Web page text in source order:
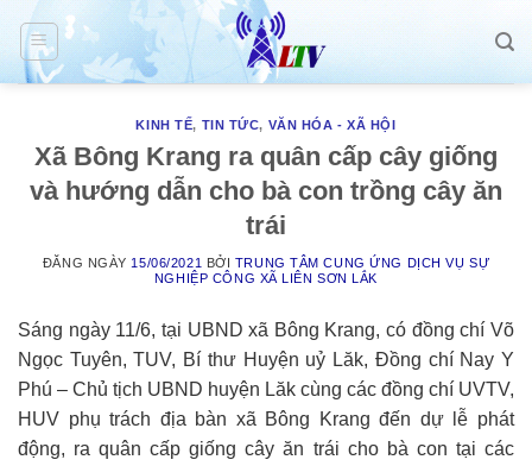
Skip
content
KINH TẾ, TIN TỨC, VĂN HÓA - XÃ HỘI
Xã Bông Krang ra quân cấp cây giống
và hướng dẫn cho bà con trồng cây ăn
trái
ĐĂNG NGÀY 15/06/2021 BỞI TRUNG TÂM CUNG ỨNG DỊCH VỤ SỰ
NGHIỆP CÔNG XÃ LIÊN SƠN LẮK
Sáng ngày 11/6, tại UBND xã Bông Krang, có đồng chí Võ
Ngọc Tuyên, TUV, Bí thư Huyện uỷ Lăk, Đồng chí Nay Y
Phú – Chủ tịch UBND huyện Lăk cùng các đồng chí UVTV,
HUV phụ trách địa bàn xã Bông Krang đến dự lễ phát
động, ra quân cấp giống cây ăn trái cho bà con tại các